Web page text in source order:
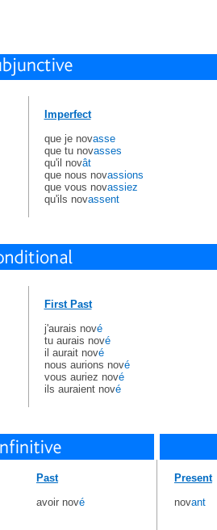
Imperfect
que je novasse
que tu novasses
qu'il novât
que nous novassions
que vous novassiez
qu'ils novassent
First Past
j'aurais nové
tu aurais nové
il aurait nové
nous aurions nové
vous auriez nové
ils auraient nové
Past
avoir nové
Present
novant